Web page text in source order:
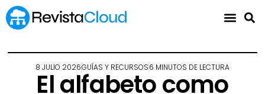
8 JULIO 2026GUÍAS Y RECURSOS6 MINUTOS DE LECTURA
El alfabeto como